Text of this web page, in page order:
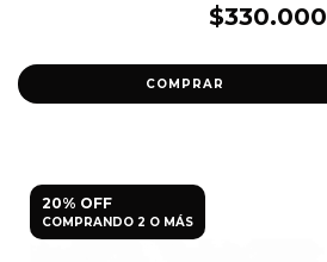
$330.000
COMPRAR
20% OFF
COMPRANDO 2 O MÁS